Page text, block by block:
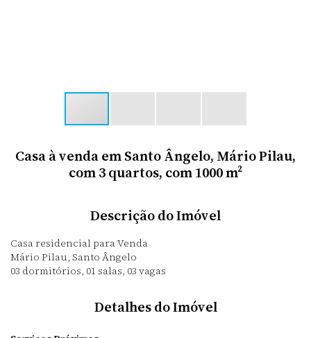
Casa à venda em Santo Ângelo, Mário Pilau,
com 3 quartos, com 1000 m²
Descrição do Imóvel
Casa residencial para Venda
Mário Pilau, Santo Ângelo
03 dormitórios, 01 salas, 03 vagas
Detalhes do Imóvel